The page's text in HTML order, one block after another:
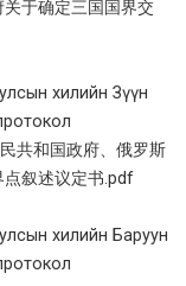
于确定三国国界交
хилийн Зүүн
共和国政府、俄罗斯
点叙述议定书.pdf
хилийн Баруун